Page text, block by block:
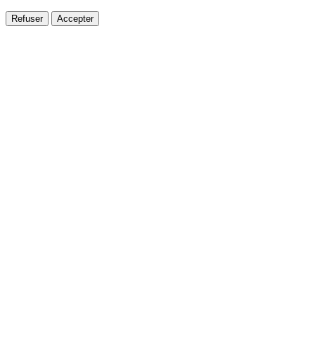
Refuser Accepter